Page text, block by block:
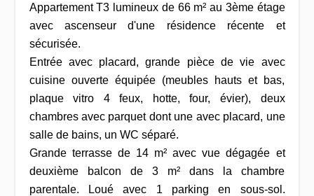
Appartement T3 lumineux de 66 m² au 3ème étage
avec ascenseur d'une résidence récente et
sécurisée.
Entrée avec placard, grande pièce de vie avec
cuisine ouverte équipée (meubles hauts et bas,
plaque vitro 4 feux, hotte, four, évier), deux
chambres avec parquet dont une avec placard, une
salle de bains, un WC séparé.
Grande terrasse de 14 m² avec vue dégagée et
deuxième balcon de 3 m² dans la chambre
parentale. Loué avec 1 parking en sous-sol.